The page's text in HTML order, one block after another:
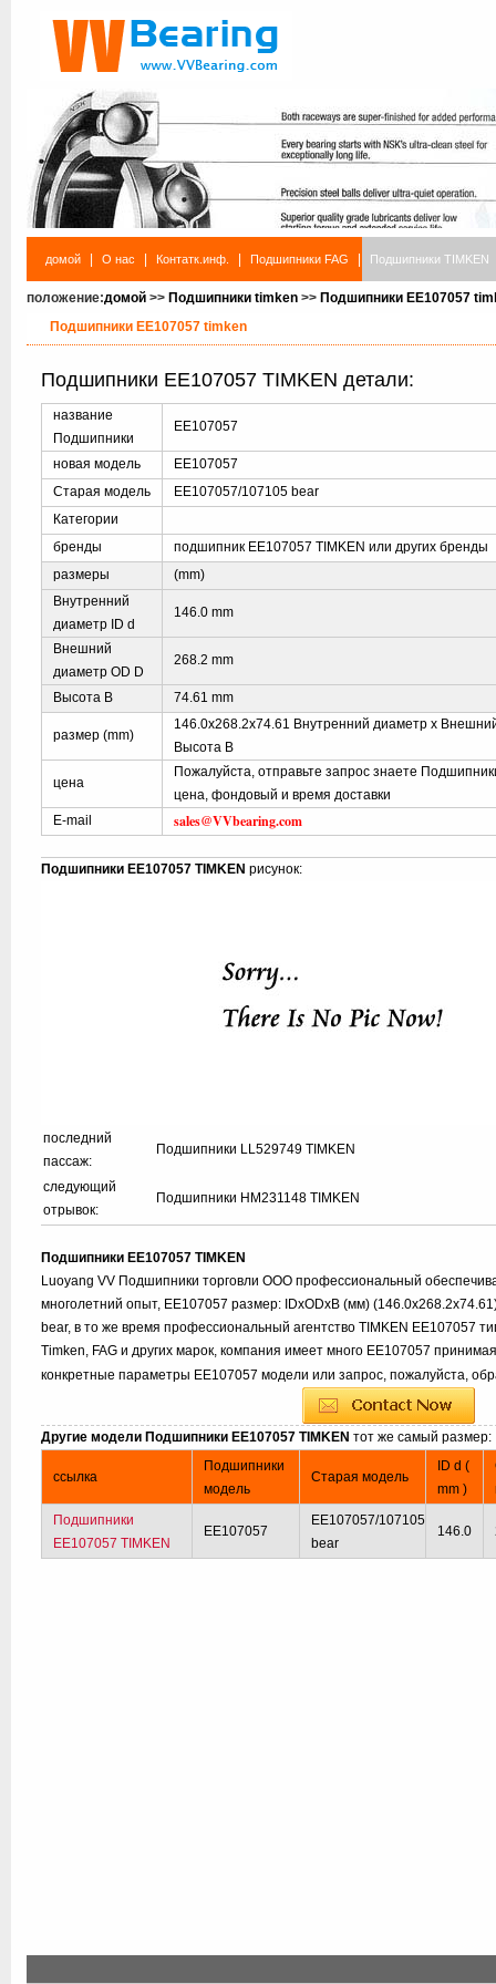
домой О нас Контатк.инф. Подшипники FAG Подшипники TIMKEN
положение:домой >> Подшипники timken >> Подшипники EE107057
Подшипники EE107057 timken
Подшипники EE107057 TIMKEN детали:
название
Подшипники
EE107057
новая модель
EE107057
Старая модель
EE107057/107105 bear
Категории
бренды
подшипник EE107057 TIMKEN или других бренды
размеры
(mm)
Внутренний
диаметр ID d
146.0 mm
Внешний
диаметр OD D
268.2 mm
Высота B 74.61 mm
размер (mm)
146.0x268.2x74.61 Внутренний диаметр x
Высота B
цена
Пожалуйста, отправьте запрос знаете
цена, фондовый и время доставки
E-mail
sales@VVbearing.com
Подшипники EE107057 TIMKEN рисунок:
последний
пассаж:
Подшипники LL529749 TIMKEN
следующий
отрывок:
Подшипники HM231148 TIMKEN
Подшипники EE107057 TIMKEN
Luoyang VV Подшипники торговли ООО профессиональный
многолетний опыт, EE107057 размер: IDxODxB (мм)
bear, в то же время профессиональный агентство TIMKEN EE107057
Timken, FAG и других марок, компания имеет много EE107057
конкретные параметры EE107057 модели или запрос, пожалуйста,
Другие модели Подшипники EE107057 TIMKENтот же самый размер:
ссылка
Подшипники
модель
Старая модель
ID d (
mm )
Подшипники
EE107057 TIMKEN
EE107057
EE107057/107105
bear
146.0